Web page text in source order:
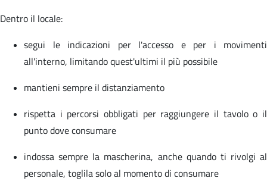
Dentro il locale:
segui le indicazioni per l'accesso e per i movimenti
all'interno, limitando quest'ultimi il più possibile
mantieni sempre il distanziamento
rispetta i percorsi obbligati per raggiungere il tavolo o il
punto dove consumare
indossa sempre la mascherina, anche quando ti rivolgi al
personale, toglila solo al momento di consumare